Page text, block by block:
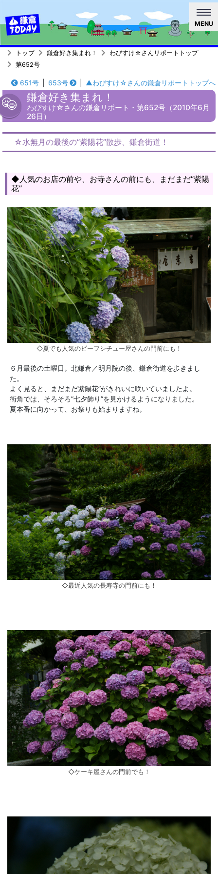
MENU
トップ 鎌倉好き集まれ！
わびすけ☆さんリポートトップ
第652号
651号 653号 ▲わびすけ☆さんの鎌倉リポートトップへ
鎌倉好き集まれ！
わびすけ☆さんの鎌倉リポート・第652号（2010年6月
26日）
☆水無月の最後の”紫陽花”散歩、鎌倉街道！
◆人気のお店の前や、お寺さんの前にも、まだまだ”紫陽
花”
◇夏でも人気のビーフシチュー屋さんの門前にも！
６月最後の土曜日。北鎌倉／明月院の後、鎌倉街道を歩きまし
た。
よく見ると、まだまだ紫陽花”がきれいに咲いていましたよ。
街角では、そろそろ”七夕飾り”を見かけるようになりました。
夏本番に向かって、お祭りも始まりますね。
◇最近人気の長寿寺の門前にも！
◇ケーキ屋さんの門前でも！